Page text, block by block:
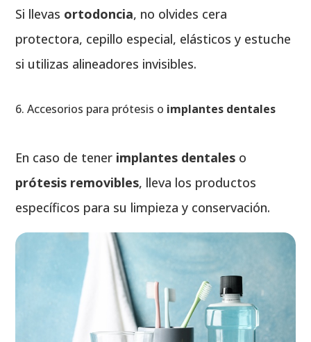
Si llevas ortodoncia, no olvides cera
protectora, cepillo especial, elásticos y estuche
si utilizas alineadores invisibles.
Accesorios para prótesis o implantes dentales
En caso de tener implantes dentales o
prótesis removibles, lleva los productos
específicos para su limpieza y conservación.